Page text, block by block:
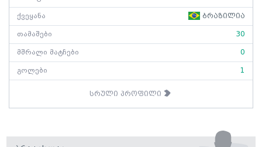
ქვეყანა ბრაზილია
თამაშები 30
მშრალი მატჩები 0
გოლები 1
სრული პროფილი